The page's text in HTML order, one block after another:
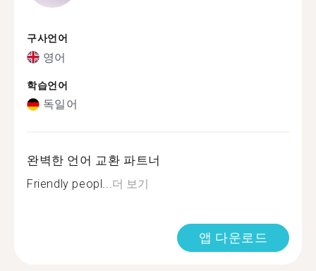
구사언어
영어
학습언어
독일어
완벽한 언어 교환 파트너
Friendly peopl...더 보기
앱 다운로드